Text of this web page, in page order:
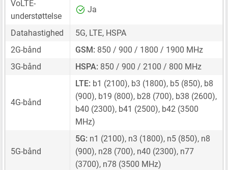
VoLTE-
understøttelse
Ja
Datahastighed
5G, LTE, HSPA
2G-bånd
GSM: 850 / 900 / 1800 / 1900 MHz
3G-bånd
HSPA: 850 / 900 / 2100 / 800 MHz
4G-bånd
LTE: b1 (2100), b3 (1800), b5 (850), b8
(900), b19 (800), b28 (700), b38 (2600),
b40 (2300), b41 (2500), b42 (3500
MHz)
5G-bånd
5G: n1 (2100), n3 (1800), n5 (850), n8
(900), n28 (700), n40 (2300), n77
(3700), n78 (3500 MHz)